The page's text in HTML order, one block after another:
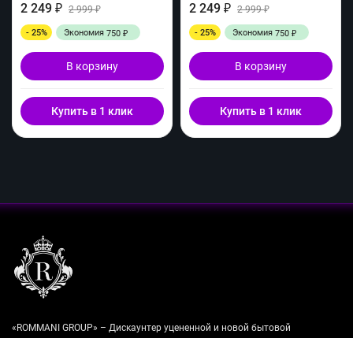
2 249 ₽ 2 999₽
- 25% Экономия 750 ₽
В корзину
Купить в 1 клик
2 249 ₽ 2 999₽
- 25% Экономия 750 ₽
В корзину
Купить в 1 клик
«ROMMANI GROUP» – Дискаунтер уцененной и новой бытовой